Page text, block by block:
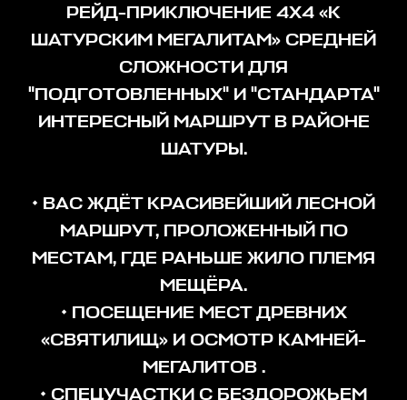
РЕЙД-ПРИКЛЮЧЕНИЕ 4Х4 «К
ШАТУРСКИМ МЕГАЛИТАМ» СРЕДНЕЙ
СЛОЖНОСТИ ДЛЯ
"ПОДГОТОВЛЕННЫХ" И "СТАНДАРТА"
ИНТЕРЕСНЫЙ МАРШРУТ В РАЙОНЕ
ШАТУРЫ.
• ВАС ЖДЁТ КРАСИВЕЙШИЙ ЛЕСНОЙ
МАРШРУТ, ПРОЛОЖЕННЫЙ ПО
МЕСТАМ, ГДЕ РАНЬШЕ ЖИЛО ПЛЕМЯ
МЕЩЁРА.
• ПОСЕЩЕНИЕ МЕСТ ДРЕВНИХ
«СВЯТИЛИЩ» И ОСМОТР КАМНЕЙ-
МЕГАЛИТОВ .
• СПЕЦУЧАСТКИ С БЕЗДОРОЖЬЕМ